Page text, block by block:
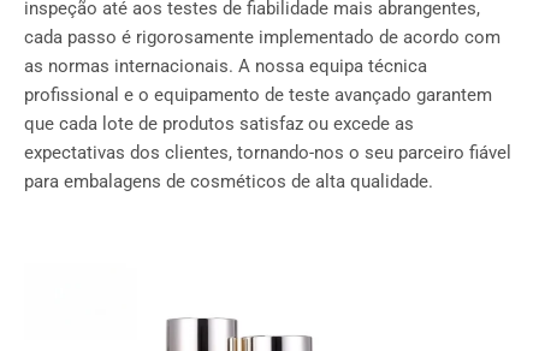
inspeção até aos testes de fiabilidade mais abrangentes,
cada passo é rigorosamente implementado de acordo com
as normas internacionais. A nossa equipa técnica
profissional e o equipamento de teste avançado garantem
que cada lote de produtos satisfaz ou excede as
expectativas dos clientes, tornando-nos o seu parceiro fiável
para embalagens de cosméticos de alta qualidade.